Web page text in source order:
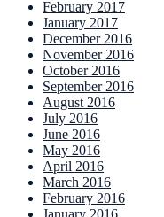
February 2017
January 2017
December 2016
November 2016
October 2016
September 2016
August 2016
July 2016
June 2016
May 2016
April 2016
March 2016
February 2016